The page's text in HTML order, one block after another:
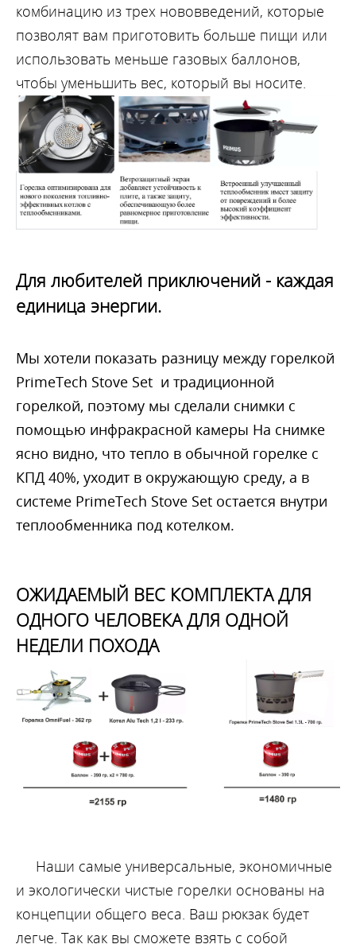
комбинацию из трех нововведений, которые
позволят вам приготовить больше пищи или
использовать меньше газовых баллонов,
чтобы уменьшить вес, который вы носите.
Для любителей приключений - каждая
единица энергии.
Мы хотели показать разницу между горелкой
PrimeTech Stove Set и традиционной
горелкой, поэтому мы сделали снимки с
помощью инфракрасной камеры На снимке
ясно видно, что тепло в обычной горелке с
КПД 40%, уходит в окружающую среду, а в
системе PrimeTech Stove Set остается внутри
теплообменника под котелком.
ОЖИДАЕМЫЙ ВЕС КОМПЛЕКТА ДЛЯ
ОДНОГО ЧЕЛОВЕКА ДЛЯ ОДНОЙ
НЕДЕЛИ ПОХОДА
Наши самые универсальные, экономичные
и экологически чистые горелки основаны на
концепции общего веса. Ваш рюкзак будет
легче. Так как вы сможете взять с собой